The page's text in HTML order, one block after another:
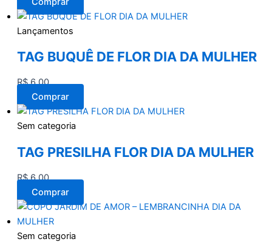
Lançamentos
TAG BUQUÊ DE FLOR DIA DA MULHER
R$6,00
Comprar
Sem categoria
TAG PRESILHA FLOR DIA DA MULHER
R$6,00
Comprar
Sem categoria